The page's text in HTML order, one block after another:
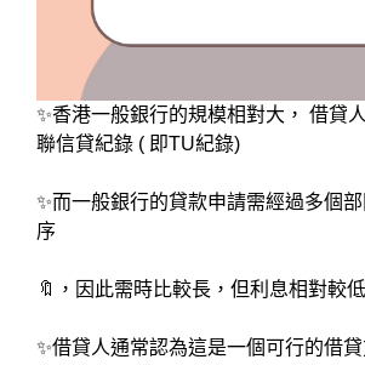
✨香港一般銀行的規模相對大， 借貸
聯信貸紀錄 ( 即TU紀錄)
✨而一般銀行的貸款申請需經過多個
序
🔖，因此需時比較長，但利息相對較低
✨借貸人通常認為這是一個可行的借